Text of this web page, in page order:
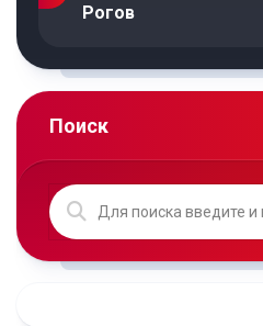
Рогов
Поиск